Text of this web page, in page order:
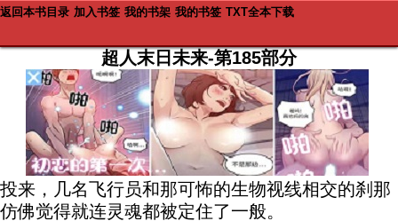
返回本书目录 加入书签 我的书架 我的书签 TXT全本下载
超人末日未来-第185部分
投来，几名飞行员和那可怖的生物视线相交的刹那
仿佛觉得就连灵魂都被定住了一般。